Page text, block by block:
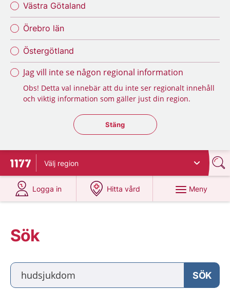
Västra Götaland
Örebro län
Östergötland
Jag vill inte se någon regional information
Obs! Detta val innebär att du inte ser regionalt innehåll
och viktig information som gäller just din region.
Stäng regionsväljaren
Stäng
Till startsidan för 1177
Välj region
Logga in
på 1177.se
Hitta vård
på 1177.se
Meny
Sök
Vad söker du? SÖK